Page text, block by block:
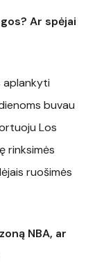
Ar spėjai
aplankyti
buvau
Los
rinksimės
ruošimės
NBA, ar